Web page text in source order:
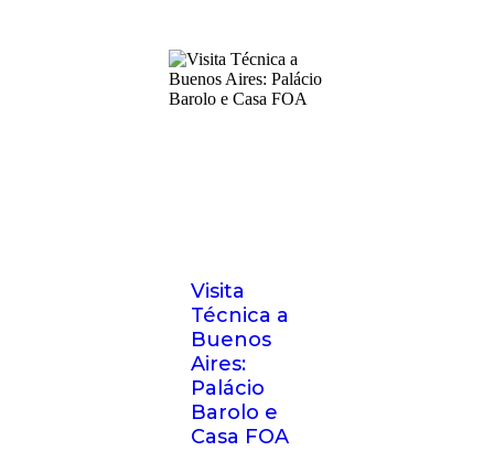
Visita
Técnica a
Buenos
Aires:
Palácio
Barolo e
Casa FOA